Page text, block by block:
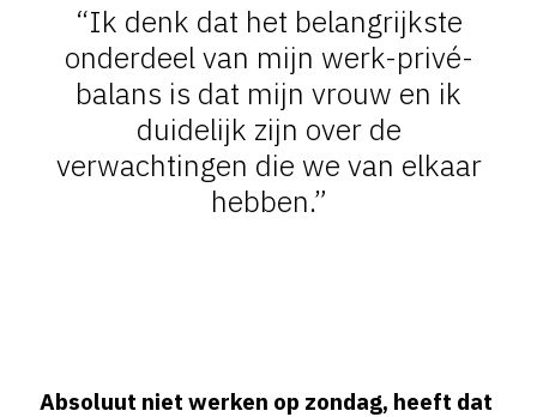
“Ik denk dat het belangrijkste
onderdeel van mijn werk-privé-
balans is dat mijn vrouw en ik
duidelijk zijn over de
verwachtingen die we van elkaar
hebben.”
Absoluut niet werken op zondag, heeft dat